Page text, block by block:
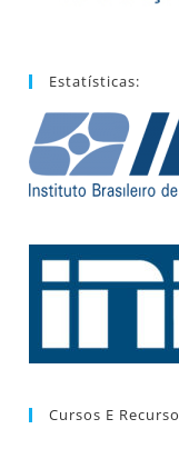
Estatísticas:
Cursos E